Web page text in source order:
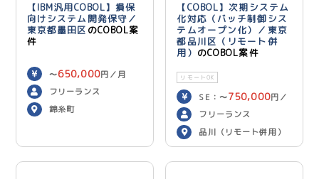
【IBM汎用COBOL】損保
向けシステム開発保守／
東京都墨田区 のCOBOL案
件
〜650,000円／月
フリーランス
錦糸町
【COBOL】次期システム
化対応（バッチ制御シス
テムオープン化）／東京
都品川区（リモート併
用） のCOBOL案件
リモートOK
SE：〜750,000円／
月 PG：〜700,000
／月
フリーランス
品川（リモート併用）